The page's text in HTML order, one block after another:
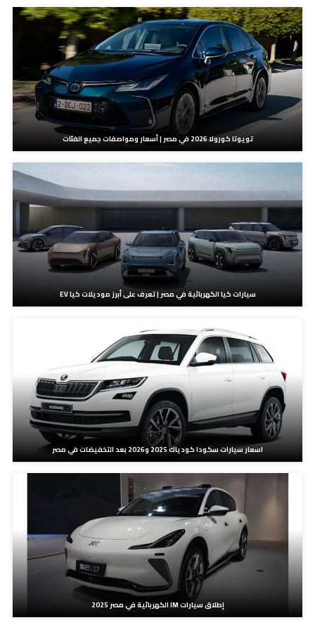
تويوتا كورولا 2026 في مصر | أسعار ومواصفات جميع الفئات
سيارات كيا الكهربائية في مصر | تعرف على أبرز موديلات كيا EV
اسعار سيارات سكودا كودياك 2025 و2026 بعد التخفيضات في مصر
إطلاق سيارات IM الكهربائية في مصر 2025